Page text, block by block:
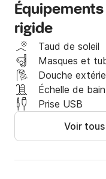
rigide
Taud de soleil
Masques et
Douche
Échelle de bain
Prise USB
Voir